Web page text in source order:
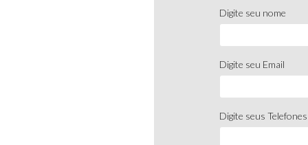
Digite seu nome
Digite seu Email
Digite seus